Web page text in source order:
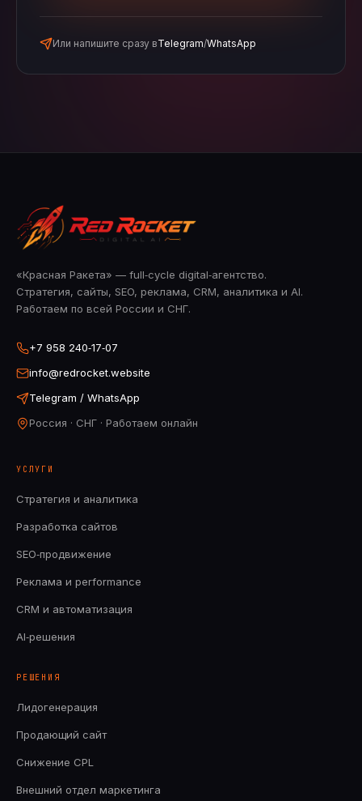
Или напишите сразу вTelegram/WhatsApp
«Красная Ракета» — full‑cycle digital‑агентство.
Стратегия, сайты, SEO, реклама, CRM, аналитика и AI.
Работаем по всей России и СНГ.
+7 958 240‑17‑07
info@redrocket.website
Telegram / WhatsApp
Россия · СНГ · Работаем онлайн
УСЛУГИ
Стратегия и аналитика
Разработка сайтов
SEO‑продвижение
Реклама и performance
CRM и автоматизация
AI‑решения
РЕШЕНИЯ
Лидогенерация
Продающий сайт
Снижение CPL
Внешний отдел маркетинга